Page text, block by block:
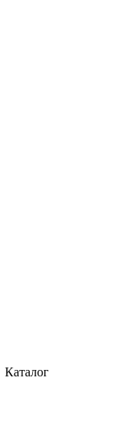
Каталог